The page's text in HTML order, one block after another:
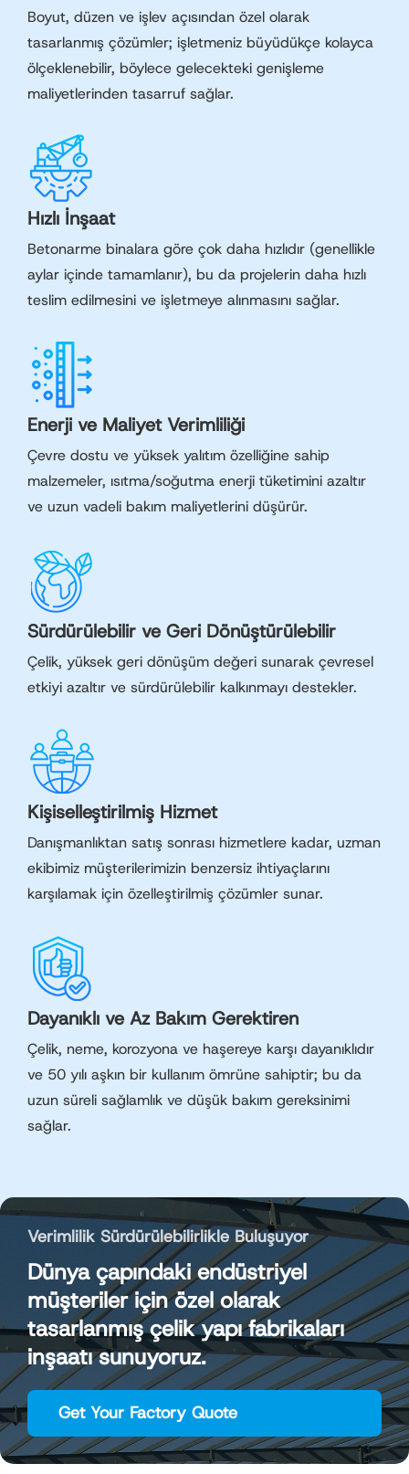
Boyut, düzen ve işlev açısından özel olarak
tasarlanmış çözümler; işletmeniz büyüdükçe kolayca
ölçeklenebilir, böylece gelecekteki genişleme
maliyetlerinden tasarruf sağlar.
Hızlı İnşaat
Betonarme binalara göre çok daha hızlıdır (genellikle
aylar içinde tamamlanır), bu da projelerin daha hızlı
teslim edilmesini ve işletmeye alınmasını sağlar.
Enerji ve Maliyet Verimliliği
Çevre dostu ve yüksek yalıtım özelliğine sahip
malzemeler, ısıtma/soğutma enerji tüketimini azaltır
ve uzun vadeli bakım maliyetlerini düşürür.
Sürdürülebilir ve Geri Dönüştürülebilir
Çelik, yüksek geri dönüşüm değeri sunarak çevresel
etkiyi azaltır ve sürdürülebilir kalkınmayı destekler.
Kişiselleştirilmiş Hizmet
Danışmanlıktan satış sonrası hizmetlere kadar, uzman
ekibimiz müşterilerimizin benzersiz ihtiyaçlarını
karşılamak için özelleştirilmiş çözümler sunar.
Dayanıklı ve Az Bakım Gerektiren
Çelik, neme, korozyona ve haşereye karşı dayanıklıdır
ve 50 yılı aşkın bir kullanım ömrüne sahiptir; bu da
uzun süreli sağlamlık ve düşük bakım gereksinimi
sağlar.
Verimlilik Sürdürülebilirlikle Buluşuyor
Dünya çapındaki endüstriyel
müşteriler için özel olarak
tasarlanmış çelik yapı fabrikaları
inşaatı sunuyoruz.
Get Your Factory Quote